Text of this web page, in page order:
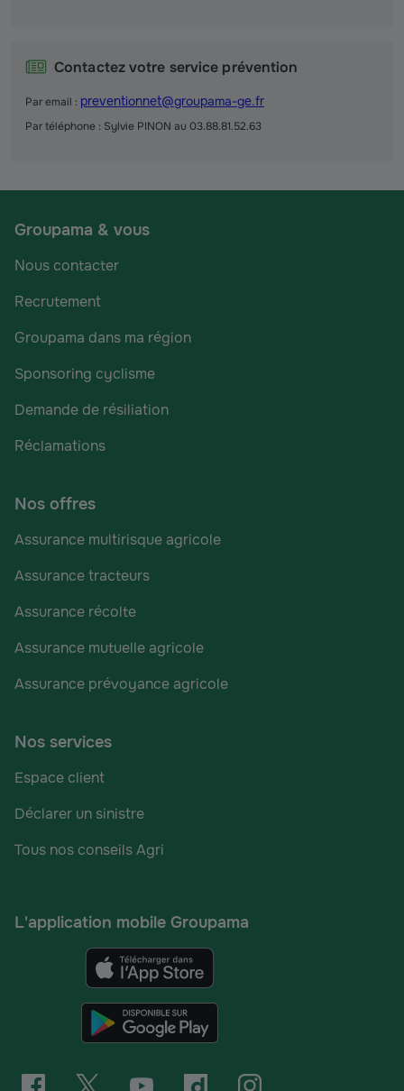
Contactez votre service prévention
Par email : preventionnet@groupama-ge.fr
Par téléphone : Sylvie PINON au 03.88.81.52.63
Groupama & vous
Nous contacter
Recrutement
Groupama dans ma région
Sponsoring cyclisme
Demande de résiliation
Réclamations
Nos offres
Assurance multirisque agricole
Assurance tracteurs
Assurance récolte
Assurance mutuelle agricole
Assurance prévoyance agricole
Nos services
Espace client
Déclarer un sinistre
Tous nos conseils Agri
L'application mobile Groupama